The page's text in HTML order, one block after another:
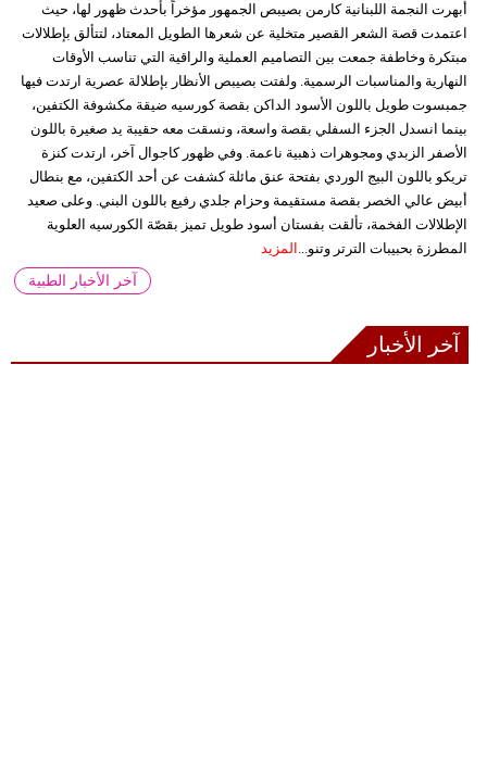
أبهرت النجمة اللبنانية كارمن بصيبص الجمهور مؤخراً بأحدث ظهور لها، حيث
اعتمدت قصة الشعر القصير متخلية عن شعرها الطويل المعتاد، لتتألق بإطلالات
مبتكرة وخاطفة جمعت بين التصاميم العملية والراقية التي تناسب الأوقات
النهارية والمناسبات الرسمية. ولفتت بصيبص الأنظار بإطلالة عصرية ارتدت فيها
جمبسوت طويل باللون الأسود الداكن بقصة كورسيه ضيقة مكشوفة الكتفين،
بينما انسدل الجزء السفلي بقصة واسعة، ونسقت معه حقيبة يد صغيرة باللون
الأصفر الزبدي ومجوهرات ذهبية ناعمة. وفي ظهور كاجوال آخر، ارتدت كنزة
تريكو باللون البيج الوردي بفتحة عنق مائلة كشفت عن أحد الكتفين، مع بنطال
أبيض عالي الخصر بقصة مستقيمة وحزام جلدي رفيع باللون البني. وعلى صعيد
الإطلالات الفخمة، تألقت بفستان أسود طويل تميز بقصّة الكورسيه العلوية
المطرزة بحبيبات الترتر وتنو... المزيد
آخر الأخبار الطبية
آخر الأخبار